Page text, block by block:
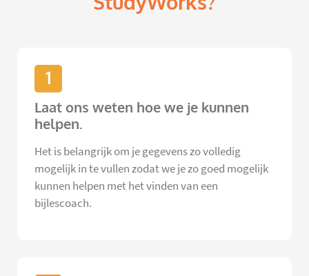
1
Laat ons weten hoe we je kunnen
helpen.
Het is belangrijk om je gegevens zo volledig
mogelijk in te vullen zodat we je zo goed mogelijk
kunnen helpen met het vinden van een
bijlescoach.